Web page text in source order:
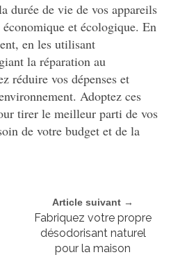
durée de vie de vos appareils
et écologique. En
en les utilisant
la réparation au
réduire vos dépenses et
Adoptez ces
tirer le meilleur parti de vos
de votre budget et de la
Article suivant →
Fabriquez votre propre
désodorisant naturel
pour la maison